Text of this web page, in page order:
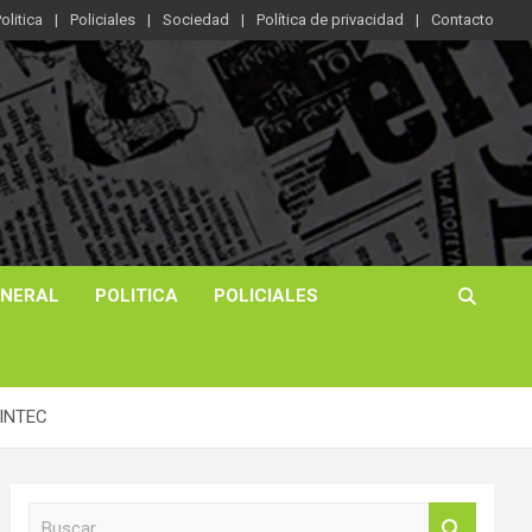
Policiales Sociedad Política de privacidad Contacto
POLITICA POLICIALES